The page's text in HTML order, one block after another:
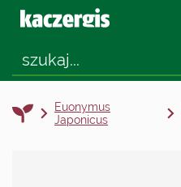
Euonymus
Japonicus